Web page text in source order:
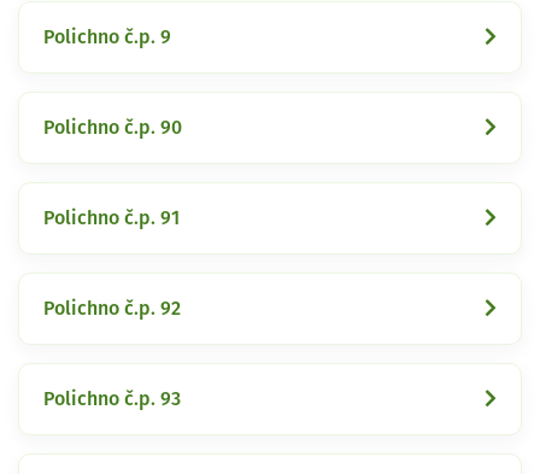
Polichno č.p. 9
Polichno č.p. 90
Polichno č.p. 91
Polichno č.p. 92
Polichno č.p. 93